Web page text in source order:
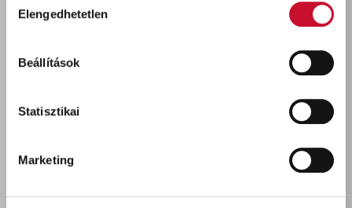
kiválasztása
Elengedhetetlen
Beállítások
Statisztikai
Marketing
Utoljára megtekintett termékek